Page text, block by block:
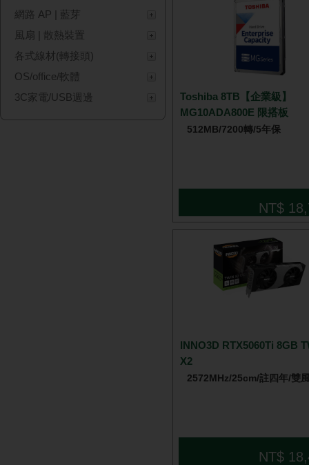
網路 AP | 藍芽
風扇 | 散熱裝置
各式線材(轉接頭)
OS/office/軟體
3C家電/USB週邊
Toshiba 8TB【企業級】
MG10ADA800E 限搭板
512MB/7200轉/5年保
NT$
INNO3D RTX5060Ti 8GB
X2
2572MHz/25cm/註四年/雙
NT$